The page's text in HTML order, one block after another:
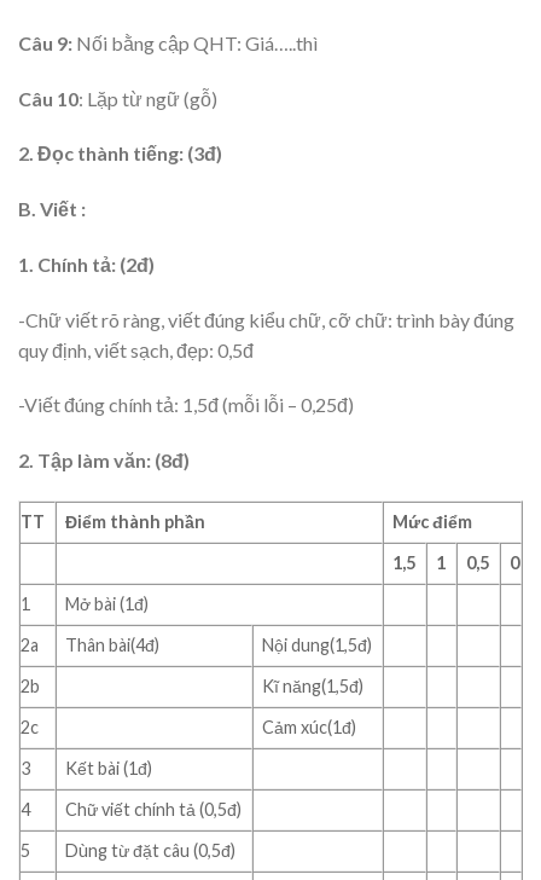
Câu 9: Nối bằng cập QHT: Giá…..thì
Câu 10: Lặp từ ngữ (gỗ)
2. Đọc thành tiếng: (3đ)
B. Viết :
1. Chính tả: (2đ)
-Chữ viết rõ ràng, viết đúng kiểu chữ, cỡ chữ: trình bày đúng
quy định, viết sạch, đẹp: 0,5đ
-Viết đúng chính tả: 1,5đ (mỗi lỗi – 0,25đ)
2. Tập làm văn: (8đ)
TT Điểm thành phần
Mức điểm
1,5
1 0,5
0
1
Mở bài (1đ)
2a
Thân bài(4đ)
Nội dung(1,5đ)
2b
Kĩ năng(1,5đ)
2c
Cảm xúc(1đ)
3
Kết bài (1đ)
4
Chữ viết chính tả (0,5đ)
5
Dùng từ đặt câu (0,5đ)